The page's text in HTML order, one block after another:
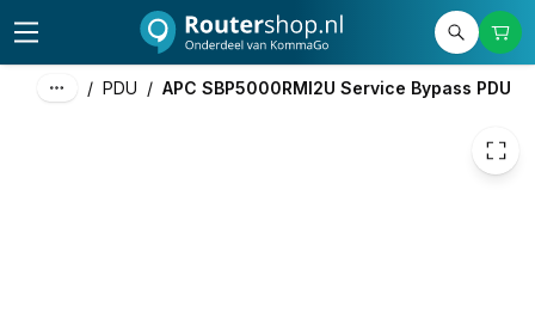
/ PDU / APC SBP5000RMI2U Service Bypass PDU
846,90 excl. btw
1.024,75 incl. btw